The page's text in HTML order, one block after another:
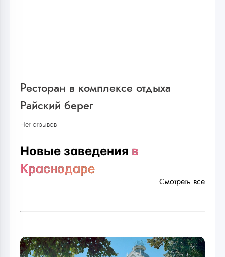
Ресторан в комплексе отдыха
Райский берег
Нет отзывов
Новые заведения в
Краснодаре
Смотреть все